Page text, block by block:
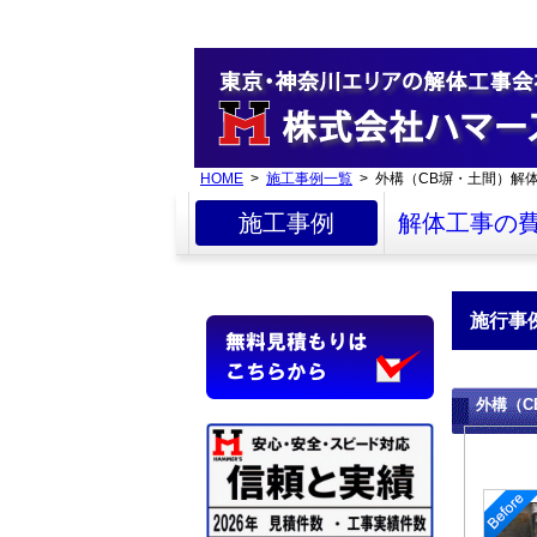
HOME > 施工事例一覧 > 外構（CB塀・土間）解
施工事例 解体工事の
施行事
外構（